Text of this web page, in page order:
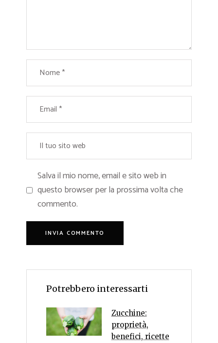
Salva il mio nome, email e sito web in
questo browser per la prossima volta che
commento.
Potrebbero interessarti
Zucchine:
proprietà,
benefici, ricette